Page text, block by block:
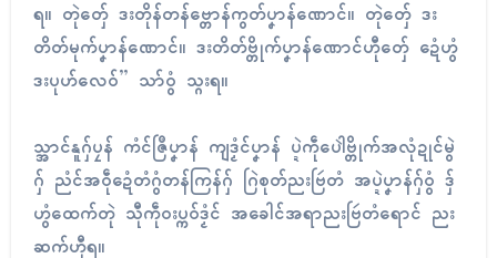
ရ။ တုဲတှ်ေ ဒးတိုန်တန်ဗ္တောန်ကွတ်ပၞာန်ဏောၚ်။ တုဲတှ်ေ ဒး
တိတ်မုက်ပၞာန်ဏောၚ်။ ဒးတိတ်ဗ္တိုက်ပၞာန်ဏောၚ်ဟီုတှ်ေ ဍေံဟွံ
ဒးပုဟ်လေဝ်” သာ်ဝွံ သ္ဂးရ။
သ္အာၚ်နူဂှ်ပၠန် ကံၚ်ဇြဳပၞာန် ကျဒၟံၚ်ပၞာန် ပ္ဍဲကဵုပေါဲဗ္တိုက်အလုံဍုၚ်မွဲ
ဂှ် ညံၚ်အဝဵုဍေံတံဂွံတန်ကြန်ဂှ် ဂြဲစုတ်ညးဗြဴတံ အပ္ဍဲပၞာန်ဂှ်ဝွံ ဒှ်
ဟွံထေက်တုဲ သီုကဵုဝးပ္ကဝ်ဒၟံၚ် အခေါၚ်အရာညးဗြဴတံရောၚ် ညး
ဆက်ဟီုရ။